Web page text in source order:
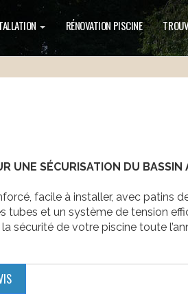
RÉNOVATION PISCINE
UNE SÉCURISATION DU BASSIN
facile à installer, avec patins
tubes et un système de tension
sécurité de votre piscine toute